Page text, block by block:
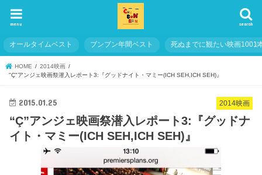
search
menu
オールタイムベスト ブンブン年間ベスト 死ぬまでに観たい映画1001
HOME
2014映画
"Ç"アンジェ映画祭潜入レポート3:『グッドナイト・マミー(ICH SEH,ICH SEH)』
2014映画
2015.01.25
“Ç”アンジェ映画祭潜入レポート3:『グッドナ
イト・マミー(ICH SEH,ICH SEH)』